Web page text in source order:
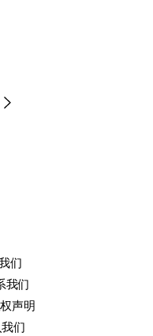
们
我们
声明
们